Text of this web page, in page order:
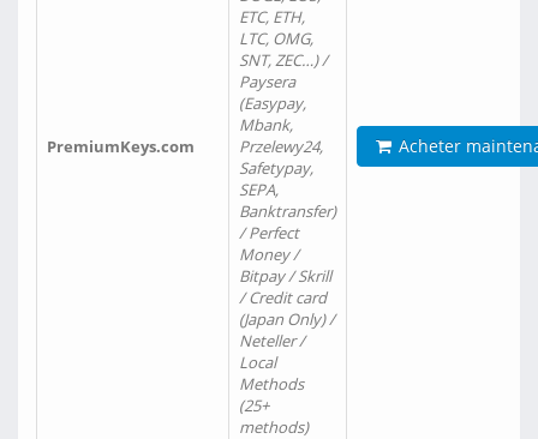
PremiumKeys.com
ETC, ETH,
LTC, OMG,
SNT, ZEC…) /
Paysera
(Easypay,
Mbank,
Przelewy24,
Safetypay,
SEPA,
Banktransfer)
/ Perfect
Money /
Bitpay / Skrill
/ Credit card
(Japan Only) /
Neteller /
Local
Methods
(25+
methods)
Acheter